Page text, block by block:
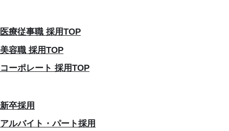
医療従事職 採用TOP
美容職 採用TOP
コーポレート 採用TOP
新卒採用
アルバイト・パート採用